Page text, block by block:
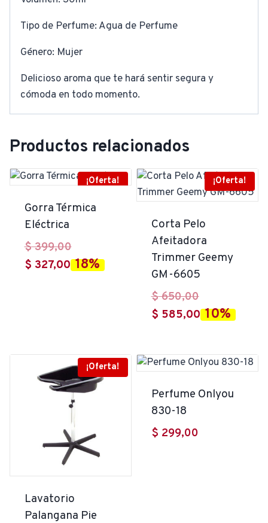
Tipo de Perfume: Agua de Perfume
Género: Mujer
Delicioso aroma que te hará sentir segura y
cómoda en todo momento.
Productos relacionados
¡Oferta!
Gorra Térmica
Eléctrica
$399,00El
precio
$ 327,00El18%
¡Oferta!
Corta Pelo
Afeitadora
Trimmer Geemy
GM-6605
$650,00El
precio
$ 650,00.
$ 585,00El
es:
$ 585,00.
10%
¡Oferta!
Lavatorio
Palangana Pie
Perfume Onlyou
830-18
$ 299,00